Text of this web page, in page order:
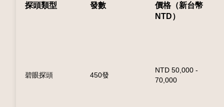
探頭類型 發數
價格（新台幣
NTD）
碧眼探頭 450發
NTD 50,000 -
70,000